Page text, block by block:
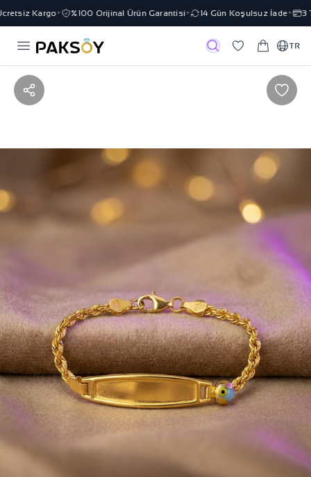
Kargo✦ %100 Orijinal Ürün Garantisi✦ 14 Gün Koşulsuz İade ✦ 3
TR